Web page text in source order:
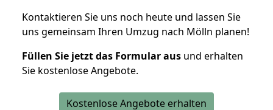
Kontaktieren Sie uns noch heute und lassen Sie
uns gemeinsam Ihren Umzug nach Mölln planen!
Füllen Sie jetzt das Formular aus und erhalten
Sie kostenlose Angebote.
Kostenlose Angebote erhalten